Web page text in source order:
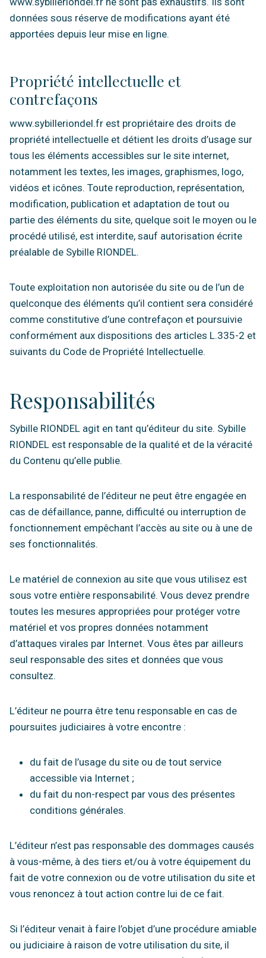
données sous réserve de modifications ayant été
apportées depuis leur mise en ligne.
Propriété intellectuelle et
contrefaçons
www.sybilleriondel.fr est propriétaire des droits de
propriété intellectuelle et détient les droits d’usage sur
tous les éléments accessibles sur le site internet,
notamment les textes, les images, graphismes, logo,
vidéos et icônes. Toute reproduction, représentation,
modification, publication et adaptation de tout ou
partie des éléments du site, quelque soit le moyen ou le
procédé utilisé, est interdite, sauf autorisation écrite
préalable de Sybille RIONDEL.
Toute exploitation non autorisée du site ou de l’un de
quelconque des éléments qu’il contient sera considéré
comme constitutive d’une contrefaçon et poursuivie
conformément aux dispositions des articles L.335-2 et
suivants du Code de Propriété Intellectuelle.
Responsabilités
Sybille RIONDEL agit en tant qu’éditeur du site. Sybille
RIONDEL est responsable de la qualité et de la véracité
du Contenu qu’elle publie.
La responsabilité de l’éditeur ne peut être engagée en
cas de défaillance, panne, difficulté ou interruption de
fonctionnement empêchant l’accès au site ou à une de
ses fonctionnalités.
Le matériel de connexion au site que vous utilisez est
sous votre entière responsabilité. Vous devez prendre
toutes les mesures appropriées pour protéger votre
matériel et vos propres données notamment
d’attaques virales par Internet. Vous êtes par ailleurs
seul responsable des sites et données que vous
consultez.
L’éditeur ne pourra être tenu responsable en cas de
poursuites judiciaires à votre encontre :
du fait de l’usage du site ou de tout service
accessible via Internet ;
du fait du non-respect par vous des présentes
conditions générales.
L’éditeur n’est pas responsable des dommages causés
à vous-même, à des tiers et/ou à votre équipement du
fait de votre connexion ou de votre utilisation du site et
vous renoncez à tout action contre lui de ce fait.
Si l’éditeur venait à faire l’objet d’une procédure amiable
ou judiciaire à raison de votre utilisation du site, il